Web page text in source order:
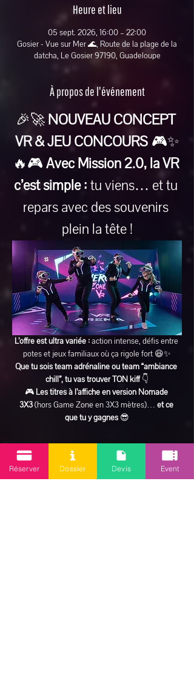
Heure et lieu
05 sept. 2026, 16:00 – 22:00
Gosier - Vue sur Mer 🌊, Route de la plage de la
datcha, Le Gosier 97190, Guadeloupe
À propos de l'événement
🎉🚀 NOUVEAU CONCEPT
VR & JEU CONCOURS 🎮✨
🔥🎮 Avec Mission 2.0, la VR
c’est simple : tu viens… et tu
repars avec des souvenirs
plein la tête !
L’offre est ultra variée : action intense, défis entre
potes et jeux familiaux où ça rigole fort 😆✨
Que tu sois team adrénaline ou team “ambiance
chill”, tu vas trouver TON kiff 👇
🎮 Les titres à l’affiche en version Nomade
3X3 (hors Game Zone en 3X3 mètres)… et ce
que tu y gagnes 😎
En lire plus >
Réserver Dossier Devis Event